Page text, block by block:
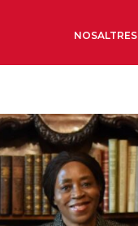
NOSALTRES